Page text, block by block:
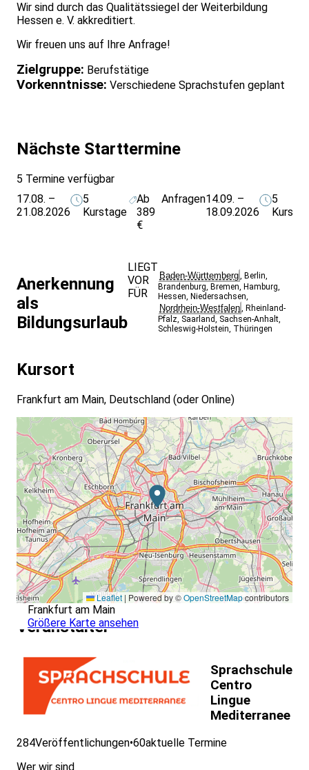
Wir sind durch das Qualitätssiegel der Weiterbildung
Hessen e. V. akkreditiert.
Wir freuen uns auf Ihre Anfrage!
Zielgruppe: Berufstätige
Vorkenntnisse: Verschiedene Sprachstufen geplant
Nächste Starttermine
5 Termine verfügbar
17.08. –
21.08.2026
5
Kurstage
Ab
389
€
Anfragen14.09. –
18.09.2026
5
Anerkennung
als
Bildungsurlaub
LIEGT
VOR
FÜR
Baden-Württemberg, Berlin,
Brandenburg, Bremen, Hamburg,
Hessen, Niedersachsen,
Nordrhein-Westfalen, Rheinland-
Pfalz, Saarland, Sachsen-Anhalt,
Schleswig-Holstein, Thüringen
Kursort
Frankfurt am Main, Deutschland (oder Online)
Leaflet | Powered by ©OpenStreetMapcontributors
Frankfurt am Main
Größere Karte ansehen
Veranstalter
Sprachschule
Centro
Lingue
Mediterranee
284Veröffentlichungen•60aktuelle Termine
Wer wir sind